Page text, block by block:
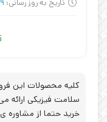
تاریخ به روز رسانی: 19
کلیه محصولات این
سلامت فیزیکی ارائه
خرید حتما از